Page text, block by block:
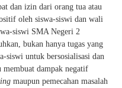
dan izin dari orang tua atau
oleh siswa-siswi dan wali
siswi SMA Negeri 2
bukan hanya tugas yang
siswi untuk bersosialisasi dan
membuat dampak negatif
maupun pemecahan masalah